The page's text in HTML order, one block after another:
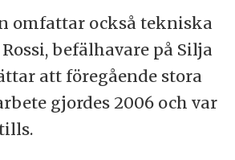
omfattar också tekniska
befälhavare på Silja
att föregående stora
gjordes 2006 och var